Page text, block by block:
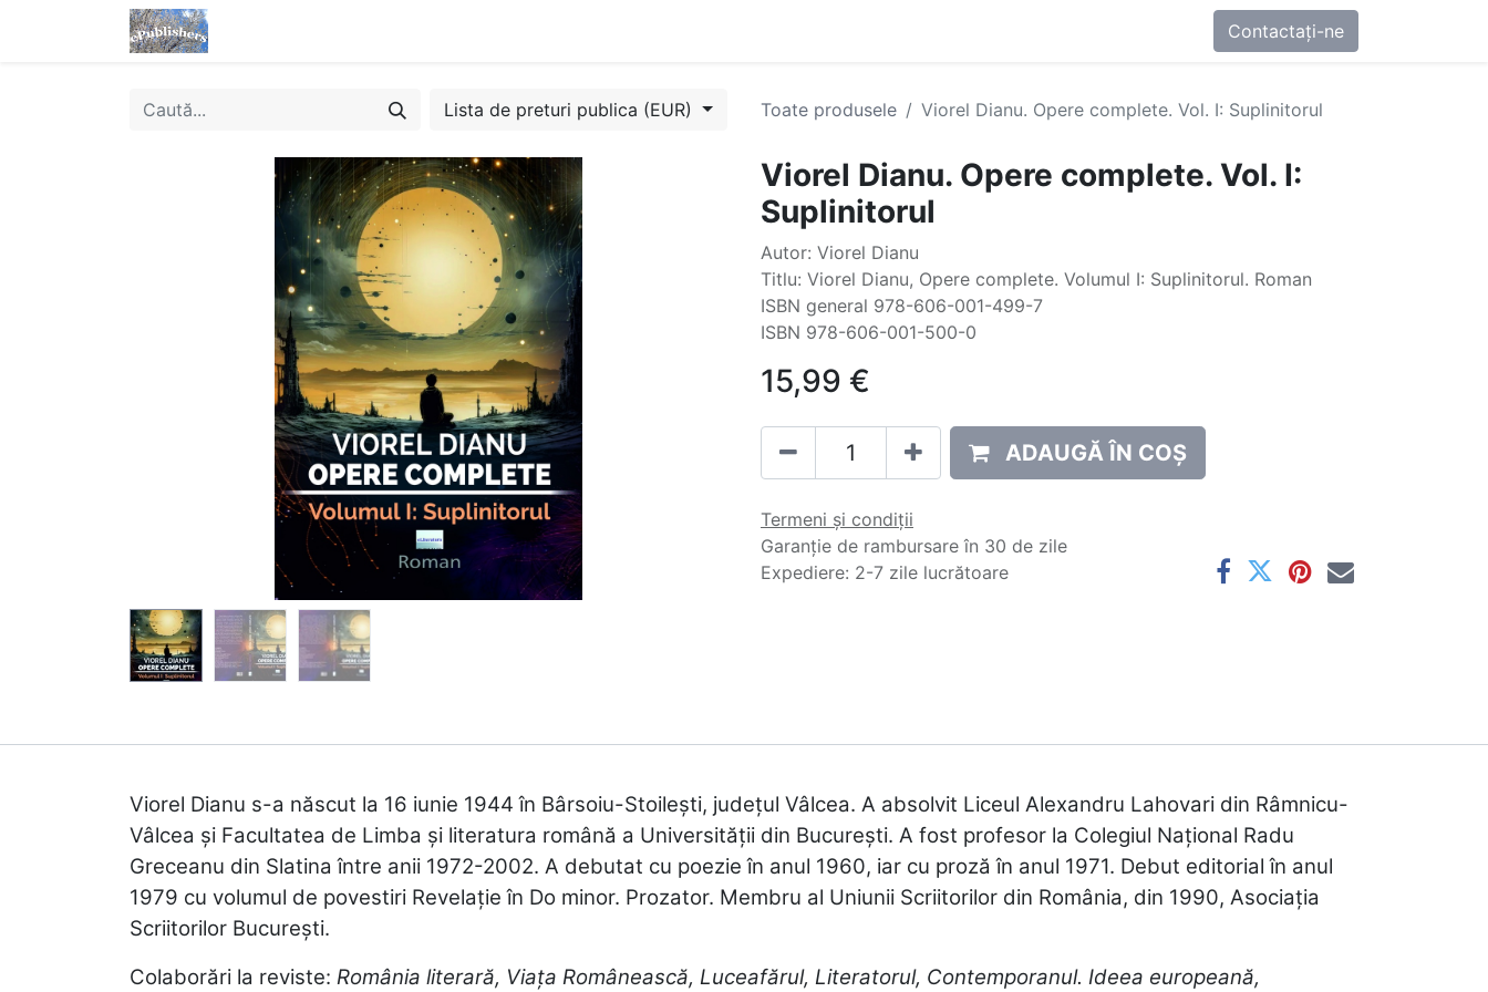
Contactați-ne
Lista de preturi publica (EUR) Toate produsele Viorel Dianu. Opere complete. Vol. I: Suplinitorul
Viorel Dianu. Opere complete. Vol. I:
Suplinitorul
Autor: Viorel Dianu
Titlu: Viorel Dianu, Opere complete. Volumul I: Suplinitorul. Roman
ISBN general 978-606-001-499-7
ISBN 978-606-001-500-0
15,99 €
ADAUGĂ ÎN COȘ
Termeni și condiții
Garanție de rambursare în 30 de zile
Expediere: 2-7 zile lucrătoare
Viorel Dianu s-a născut la 16 iunie 1944 în Bârsoiu-Stoileşti, judeţul Vâlcea. A absolvit Liceul Alexandru Lahovari din Râmnicu-
Vâlcea şi Facultatea de Limba şi literatura română a Universităţii din Bucureşti. A fost profesor la Colegiul Naţional Radu
Greceanu din Slatina între anii 1972-2002. A debutat cu poezie în anul 1960, iar cu proză în anul 1971. Debut editorial în anul
1979 cu volumul de povestiri Revelaţie în Do minor. Prozator. Membru al Uniunii Scriitorilor din România, din 1990, Asociaţia
Scriitorilor Bucureşti.
Colaborări la reviste: România literară, Viaţa Românească, Luceafărul, Literatorul, Contemporanul. Ideea europeană,